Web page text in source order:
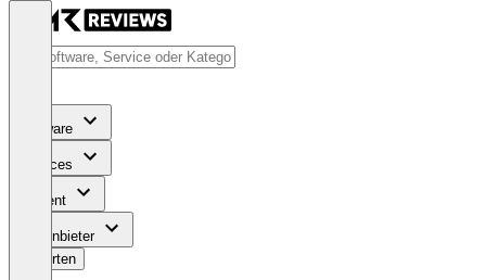
Software
Services
Content
Für Anbieter
Bewerten